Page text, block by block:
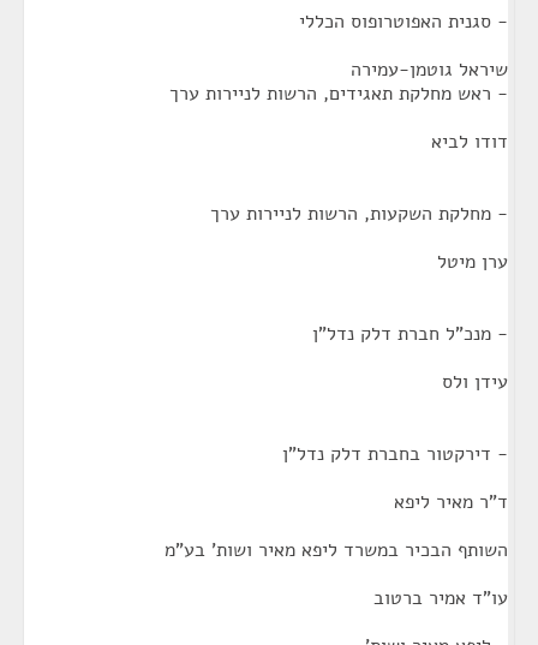
- סגנית האפוטרופוס הכללי
שיראל גוטמן-עמירה
- ראש מחלקת תאגידים, הרשות לניירות ערך
דודו לביא
- מחלקת השקעות, הרשות לניירות ערך
ערן מיטל
- מנכ"ל חברת דלק נדל"ן
עידן ולס
- דירקטור בחברת דלק נדל"ן
ד"ר מאיר ליפא
השותף הבכיר במשרד ליפא מאיר ושות' בע"מ
עו"ד אמיר ברטוב